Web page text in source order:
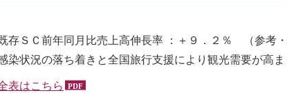
存ＳＣ前年同月比売上高伸長率 ：＋９．２％ （参考・
染状況の落ち着きと全国旅行支援により観光需要が高
表はこちら